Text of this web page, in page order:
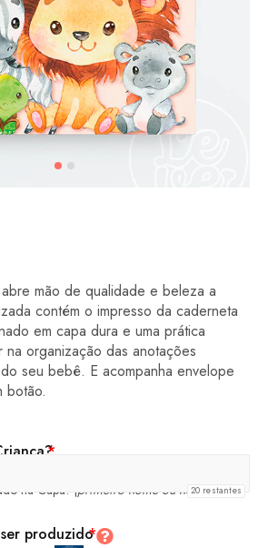
mão de qualidade e beleza a
contém o impresso da caderneta
em capa dura e uma prática
na organização das anotações
seu bebê. E acompanha envelope
botão.
*
na Capa! (primeiro nome ou nome
20 restantes
*
produzido